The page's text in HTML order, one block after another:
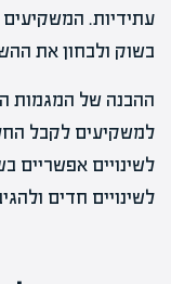
עתידיות.
בשוק ולבחון את
ההבנה של המגמות
למשקיעים לקבל
לשינויים אפשריים
לשינויים חדים